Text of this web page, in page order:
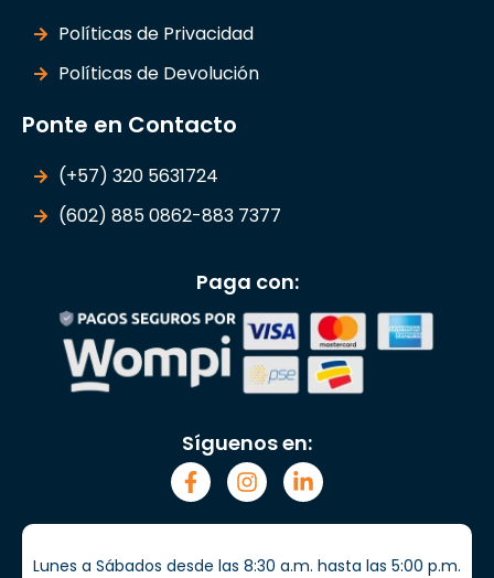
Políticas de Privacidad
Políticas de Devolución
Ponte en Contacto
(+57) 320 5631724
(602) 885 0862-883 7377
Paga con:
Síguenos en:
Lunes a Sábados desde las 8:30 a.m. hasta las 5:00 p.m.